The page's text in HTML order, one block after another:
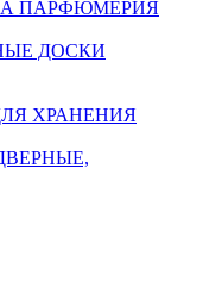
ПАРФЮМЕРИЯ
ДОСКИ
ХРАНЕНИЯ